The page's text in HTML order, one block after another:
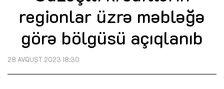
regionlar üzrə məbləğə
görə bölgüsü açıqlanıb
28 AVQUST 2023 18:30